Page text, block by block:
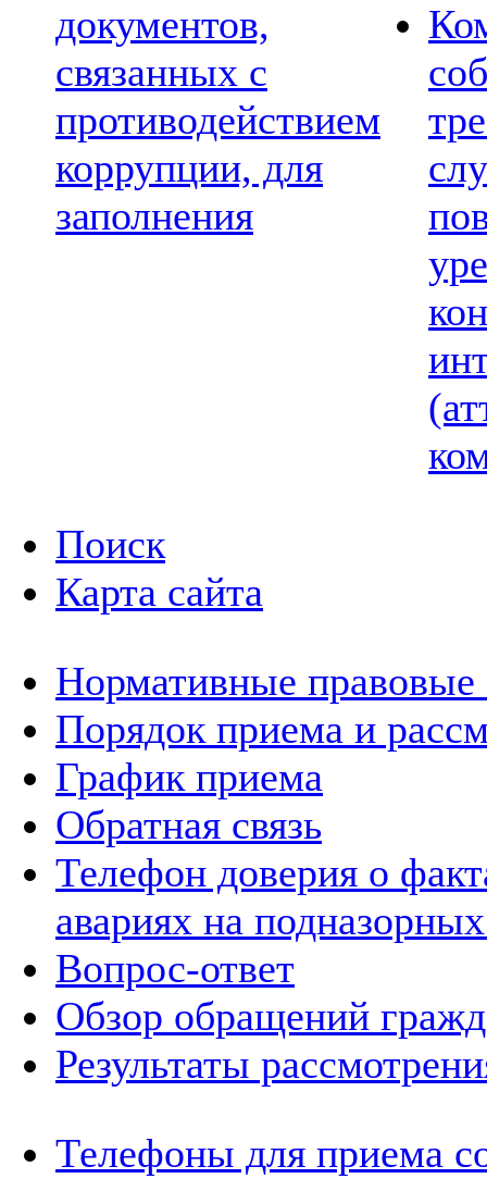
документов,
связанных с
противодействием
коррупции, для
заполнения
Поиск
Карта сайта
Нормативные правовые
Порядок приема и
График приема
Обратная связь
Телефон доверия о
авариях на
Вопрос-ответ
Обзор обращений
Результаты
Телефоны для приема